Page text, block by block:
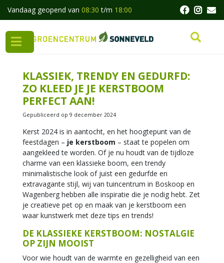
Vandaag geopend van 08:30 t/m 18:00
KLASSIEK, TRENDY EN GEDURFD:
ZO KLEED JE JE KERSTBOOM
PERFECT AAN!
Gepubliceerd op 9 december 2024
Kerst 2024 is in aantocht, en het hoogtepunt van de
feestdagen – je kerstboom – staat te popelen om
aangekleed te worden. Of je nu houdt van de tijdloze
charme van een klassieke boom, een trendy
minimalistische look of juist een gedurfde en
extravagante stijl, wij van tuincentrum in Boskoop en
Wagenberg hebben alle inspiratie die je nodig hebt. Zet
je creatieve pet op en maak van je kerstboom een
waar kunstwerk met deze tips en trends!
DE KLASSIEKE KERSTBOOM: NOSTALGIE
OP ZIJN MOOIST
Voor wie houdt van de warmte en gezelligheid van een